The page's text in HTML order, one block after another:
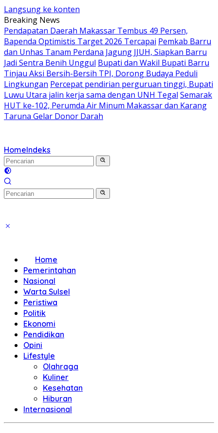
Langsung ke konten
Breaking News
Pendapatan Daerah Makassar Tembus 49 Persen,
Bapenda Optimistis Target 2026 Tercapai Pemkab Barru
dan Unhas Tanam Perdana Jagung JJUH, Siapkan Barru
Jadi Sentra Benih Unggul Bupati dan Wakil Bupati Barru
Tinjau Aksi Bersih-Bersih TPI, Dorong Budaya Peduli
Lingkungan Percepat pendirian perguruan tinggi, Bupati
Luwu Utara jalin kerja sama dengan UNH Tegal Semarak
HUT ke-102, Perumda Air Minum Makassar dan Karang
Taruna Gelar Donor Darah
HomeIndeks
Home
Pemerintahan
Nasional
Warta Sulsel
Peristiwa
Politik
Ekonomi
Pendidikan
Opini
Lifestyle
Olahraga
Kuliner
Kesehatan
Hiburan
Internasional